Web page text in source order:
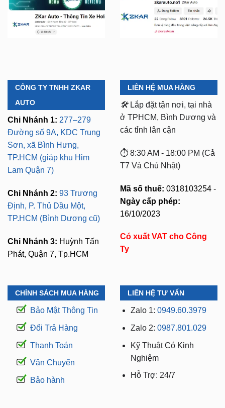
CÔNG TY TNHH ZKAR
AUTO
Chi Nhánh 1: 277–279
Đường số 9A, KDC Trung
Sơn, xã Bình Hưng,
TP.HCM (giáp khu Him
Lam Quận 7)
Chi Nhánh 2: 93 Trương
Định, P. Thủ Dầu Một,
TP.HCM (Bình Dương cũ)
Chi Nhánh 3: Huỳnh Tấn
Phát, Quận 7, Tp.HCM
LIÊN HỆ MUA HÀNG
🛠️ Lắp đặt tận nơi, tại nhà
ở TPHCM, Bình Dương và
các tỉnh lân cận
⏱️ 8:30 AM - 18:00 PM (Cả
T7 Và Chủ Nhật)
Mã số thuế: 0318103254 -
Ngày cấp phép:
16/10/2023
Có xuất VAT cho Công
Ty
CHÍNH SÁCH MUA HÀNG
Bảo Mật Thông Tin
Đổi Trả Hàng
Thanh Toán
Vận Chuyển
Bảo hành
LIÊN HỆ TƯ VẤN
Zalo 1: 0949.60.3979
Zalo 2: 0987.801.029
Kỹ Thuật Có Kinh
Nghiệm
Hỗ Trợ: 24/7